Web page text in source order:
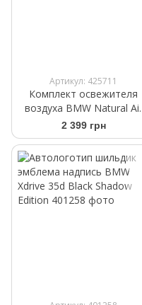
Артикул: 425711
Комплект освежителя
воздуха BMW Natural Air
Crystal Clarity 83125B52421
2 399 грн